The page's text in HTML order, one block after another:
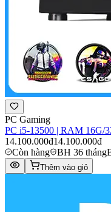
PC Gaming
PC i5-13500 | RAM 16G/
14.100.000đ14.100.000đ
Còn hàng
BH 36 tháng
Thêm vào giỏ